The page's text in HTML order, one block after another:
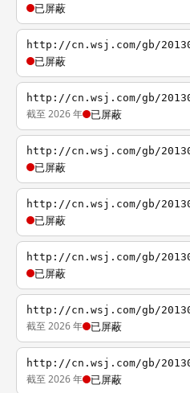
已屏蔽
http://cn.wsj.com/gb/
已屏蔽
http://cn.wsj.com/gb/
截至 2026 年 已屏蔽
http://cn.wsj.com/gb/
已屏蔽
http://cn.wsj.com/gb/
已屏蔽
http://cn.wsj.com/gb/
已屏蔽
http://cn.wsj.com/gb/
截至 2026 年 已屏蔽
http://cn.wsj.com/gb/
截至 2026 年 已屏蔽